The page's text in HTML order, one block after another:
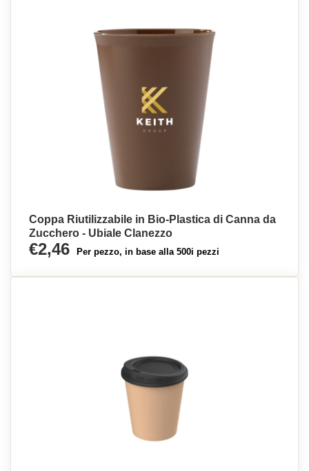
Coppa Riutilizzabile in Bio-Plastica di Canna da
Zucchero - Ubiale Clanezzo
€2,46 Per pezzo, in base alla 500i pezzi